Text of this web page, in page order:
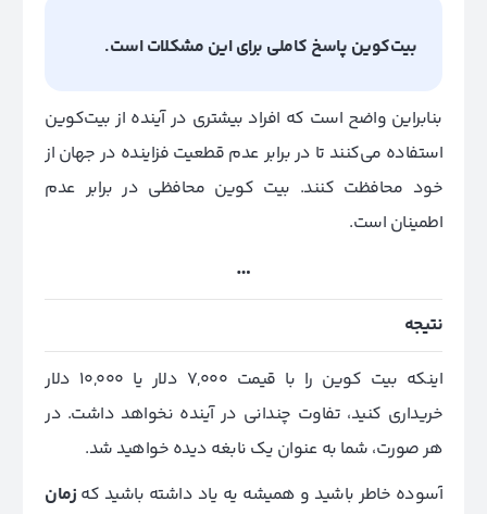
بیت‌کوین پاسخ کاملی برای این مشکلات است.
بنابراین واضح است که افراد بیشتری در آینده از بیت‌کوین
استفاده می‌کنند تا در برابر عدم قطعیت فزاینده در جهان از
خود محافظت کنند. بیت کوین محافظی در برابر عدم
اطمینان است.
…
نتیجه
اینکه بیت کوین را با قیمت 7,000 دلار یا 10,000 دلار
خریداری کنید، تفاوت چندانی در آینده نخواهد داشت. در
هر صورت، شما به عنوان یک نابغه دیده خواهید شد.
آسوده خاطر باشید و همیشه یه یاد داشته باشید که زمان